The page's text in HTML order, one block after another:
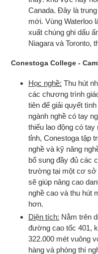
Canada. Đây là
mới. Vùng Waterloo
xuất chúng ghi dấu
Niagara và Toronto,
Conestoga College -
Học nghề: Thu hút
các chương trình
tiên để giải quyết
ngành nghề có tay
thiếu lao động có tay
tỉnh, Conestoga tập
nghề và kỹ năng
bổ sung đầy đủ các
trường tại một cơ sở
sẽ giúp nâng cao
nghề cao và thu hút
hơn.
Diện tích: Nằm trên
đường cao tốc 401,
322.000 mét vuông
hàng và phòng thí